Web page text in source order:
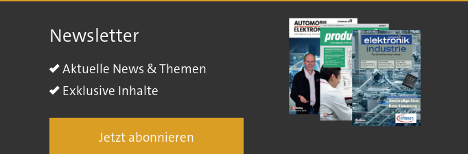
Newsletter
Aktuelle News & Themen
Exklusive Inhalte
Jetzt abonnieren